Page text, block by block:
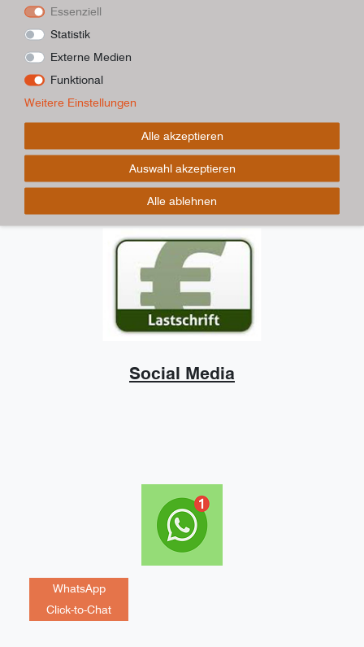
Social Media
WhatsApp
Click-to-Chat
Essenziell
Statistik
Externe Medien
Funktional
Weitere Einstellungen
Alle akzeptieren
Auswahl akzeptieren
Alle ablehnen